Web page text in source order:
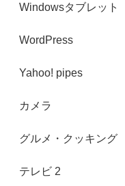
Windowsタブレット
WordPress
Yahoo! pipes
カメラ
グルメ・クッキング
テレビ 2